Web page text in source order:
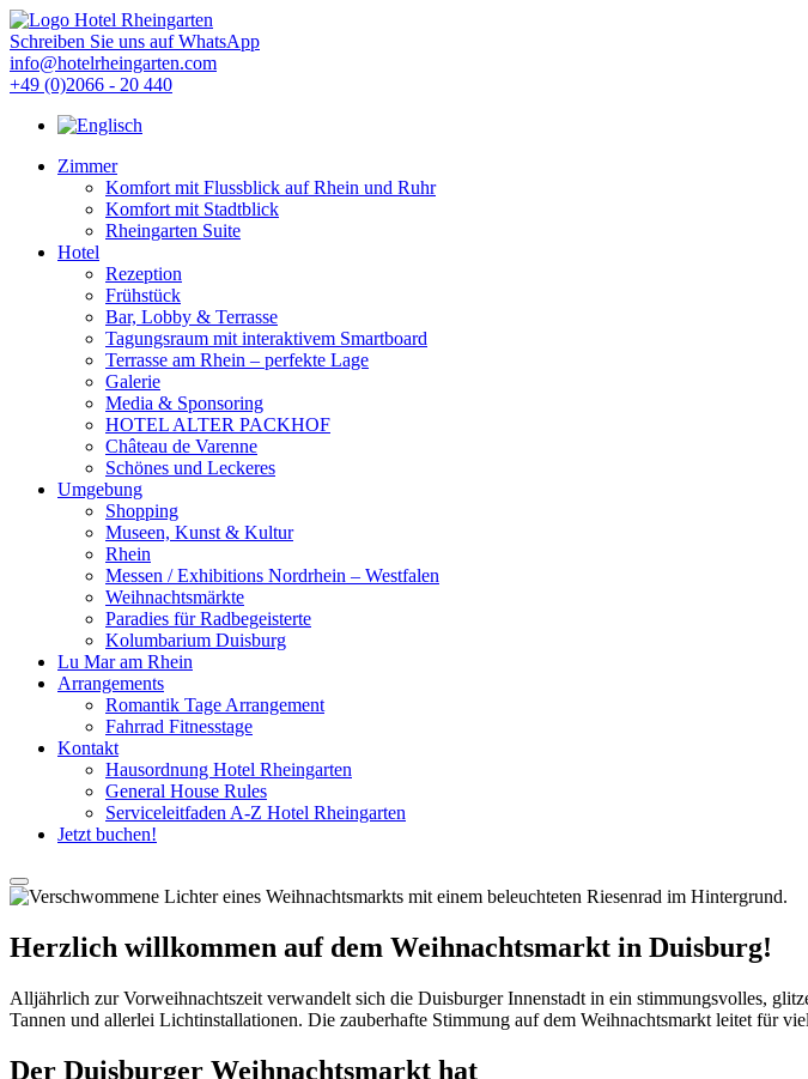
Schreiben Sie uns auf WhatsApp
info@hotelrheingarten.com
+49 (0)2066 - 20 440
Zimmer
Komfort mit Flussblick auf Rhein und Ruhr
Komfort mit Stadtblick
Rheingarten Suite
Hotel
Rezeption
Frühstück
Bar, Lobby & Terrasse
Tagungsraum mit interaktivem Smartboard
Terrasse am Rhein – perfekte Lage
Galerie
Media & Sponsoring
HOTEL ALTER PACKHOF
Château de Varenne
Schönes und Leckeres
Umgebung
Shopping
Museen, Kunst & Kultur
Rhein
Messen / Exhibitions Nordrhein – Westfalen
Weihnachtsmärkte
Paradies für Radbegeisterte
Kolumbarium Duisburg
Lu Mar am Rhein
Arrangements
Romantik Tage Arrangement
Fahrrad Fitnesstage
Kontakt
Hausordnung Hotel Rheingarten
General House Rules
Serviceleitfaden A-Z Hotel Rheingarten
Jetzt buchen!
Herzlich willkommen auf dem Weihnachtsmarkt in Duisburg!
Alljährlich zur Vorweihnachtszeit verwandelt sich die Duisburger Innenstadt in ein stimmungsvolles,
Tannen und allerlei Lichtinstallationen. Die zauberhafte Stimmung auf dem Weihnachtsmarkt leitet für
Der Duisburger Weihnachtsmarkt hat